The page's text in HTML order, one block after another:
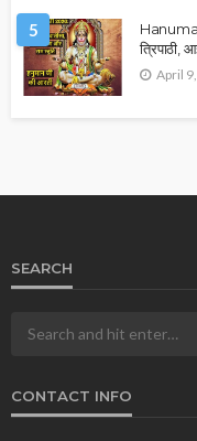
5
त्रिपाठी,
April
SEARCH
CONTACT INFO